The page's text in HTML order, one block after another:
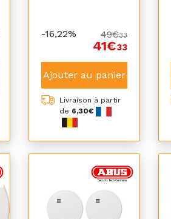
-16,22% 49€33
41€33
Ajouter au panier
Livraison à partir
de 6,30€